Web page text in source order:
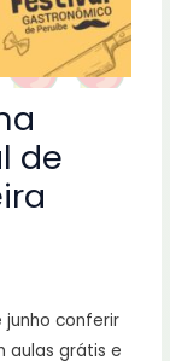
de
junho conferir
aulas grátis e